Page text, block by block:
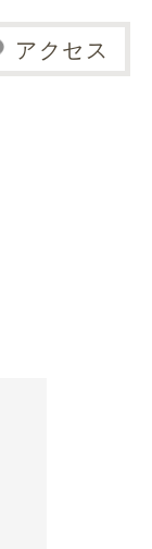
アクセス